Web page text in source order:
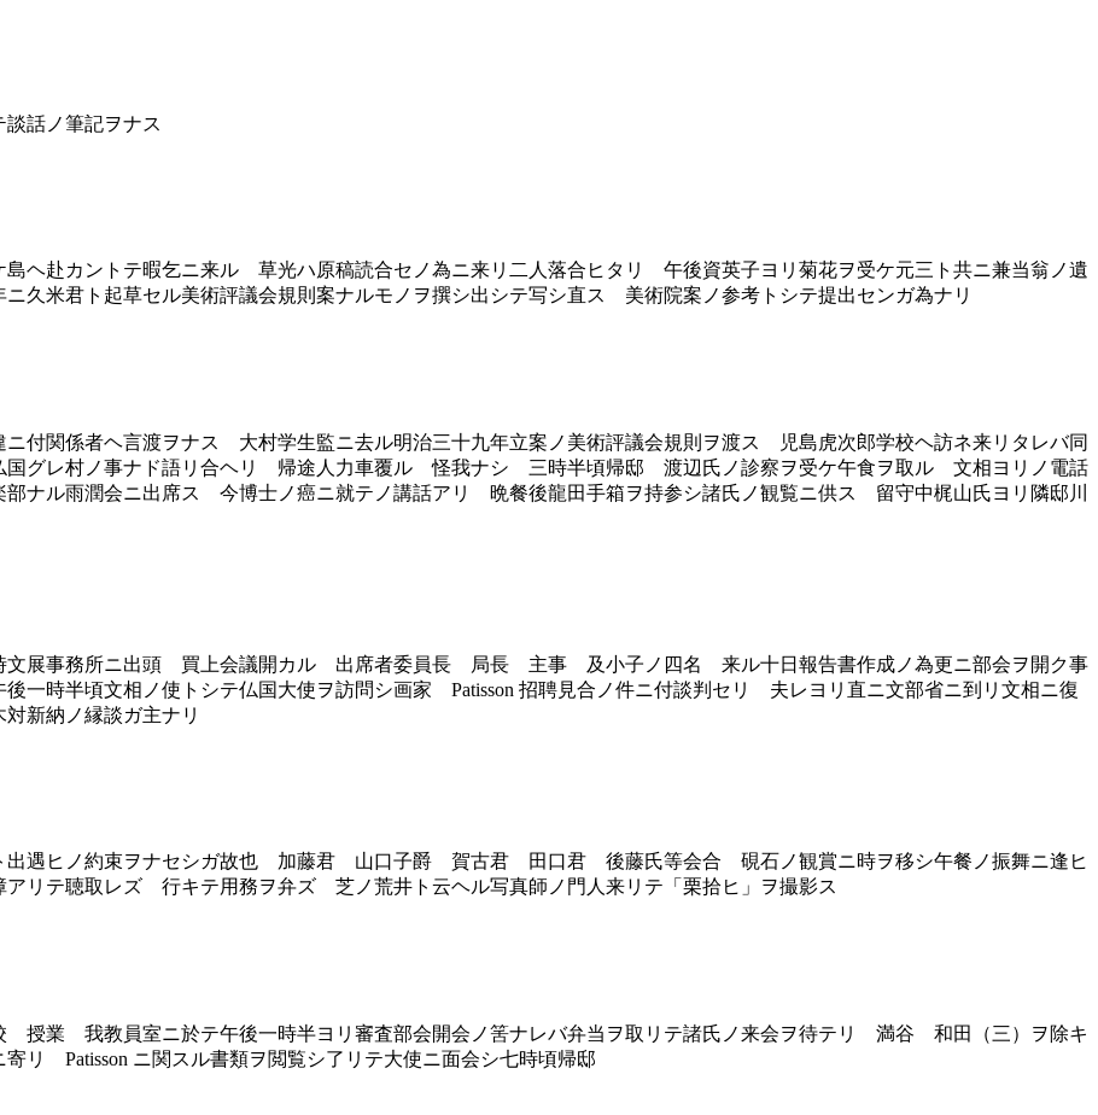
話ノ筆記ヲナス
赴カントテ暇乞ニ来ル 草光ハ原稿読合セノ為ニ来リ二人落合ヒタリ 午後資英子ヨリ菊花ヲ受ケ元三ト共ニ兼当翁ノ遺
米君ト起草セル美術評議会規則案ナルモノヲ撰シ出シテ写シ直ス 美術院案ノ参考トシテ提出センガ為ナリ
係者ヘ言渡ヲナス 大村学生監ニ去ル明治三十九年立案ノ美術評議会規則ヲ渡ス 児島虎次郎学校ヘ訪ネ来リタレバ同
国グレ村ノ事ナド語リ合ヘリ 帰途人力車覆ル 怪我ナシ 三時半頃帰邸 渡辺氏ノ診察ヲ受ケ午食ヲ取ル 文相ヨリノ電話
ナル雨潤会ニ出席ス 今博士ノ癌ニ就テノ講話アリ 晩餐後龍田手箱ヲ持参シ諸氏ノ観覧ニ供ス 留守中梶山氏ヨリ隣邸川
事務所ニ出頭 買上会議開カル 出席者委員長 局長 主事 及小子ノ四名 来ル十日報告書作成ノ為更ニ部会ヲ開ク事
一時半頃文相ノ使トシテ仏国大使ヲ訪問シ画家 Patisson 招聘見合ノ件ニ付談判セリ 夫レヨリ直ニ文部省ニ到リ文相ニ復
新納ノ縁談ガ主ナリ
ヒノ約束ヲナセシガ故也 加藤君 山口子爵 賀古君 田口君 後藤氏等会合 硯石ノ観賞ニ時ヲ移シ午餐ノ振舞ニ逢ヒ
リテ聴取レズ 行キテ用務ヲ弁ズ 芝ノ荒井ト云ヘル写真師ノ門人来リテ「栗拾ヒ」ヲ撮影ス
我教員室ニ於テ午後一時半ヨリ審査部会開会ノ筈ナレバ弁当ヲ取リテ諸氏ノ来会ヲ待テリ 満谷 和田（三）ヲ除キ
Patisson ニ関スル書類ヲ閲覧シ了リテ大使ニ面会シ七時頃帰邸